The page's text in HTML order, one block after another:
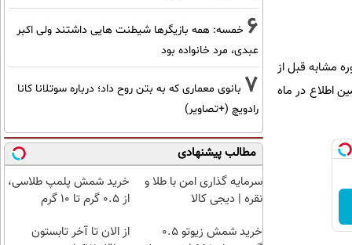
مشابه قبل از
رسیده که نسبت به همین اطلاع در ماه
6 خمسه: همه بازیگرها شیطنت هایی داشتند ولی اکبر
عبدی، مرد خانواده بود
7 بانوی معماری که به بتن روح داد؛ درباره سوتلانا کانا
رادویچ (+تصاویر)
مطالب پیشنهادی
سرمایه گذاری امن با طلا و
نقره | دیجی کالا
خرید شمش پلمپ طلاسی،
از ۰.۵ گرم تا ۱۰ گرم
خرید شمش زیوتو ۰.۵
از الان تا آخر تابستون